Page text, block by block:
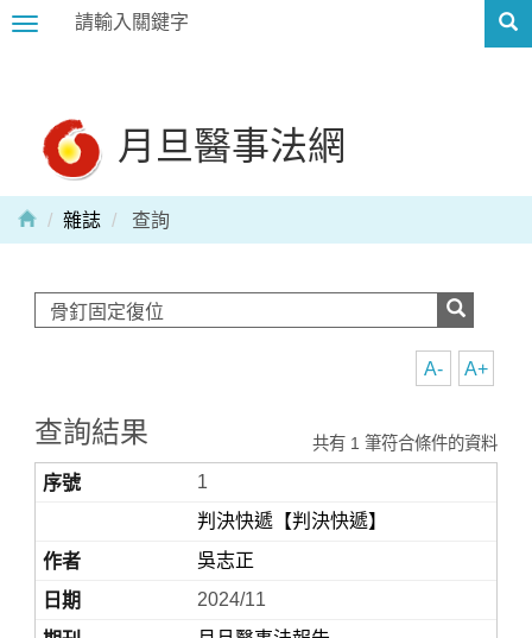
Toggle
月旦醫事法網
雜誌 查詢
A+
A-
查詢結果 共有 1 筆符合條件的資料
1
判決快遞【判決快遞】
吳志正
2024/11